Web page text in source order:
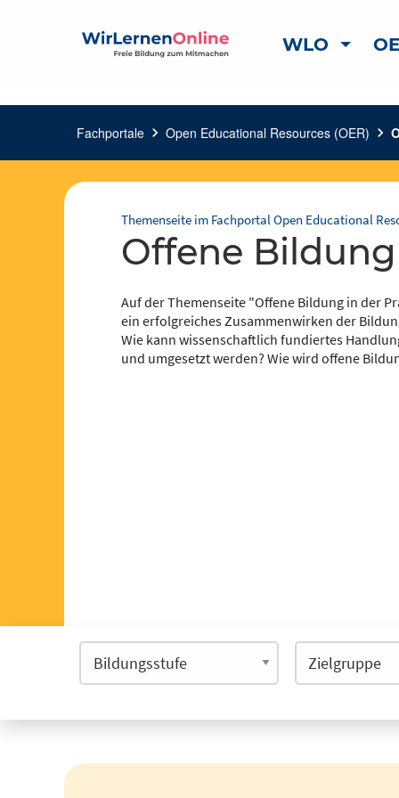
WLO
Fachportale chevron_right Open Educational Resources (OER) chevron_right
Themenseite im Fachportal Open Educational
Offene
Auf der Themenseite "Offene Bildung in der
ein erfolgreiches Zusammenwirken der
Wie kann wissenschaftlich fundiertes
und umgesetzt werden? Wie wird offene